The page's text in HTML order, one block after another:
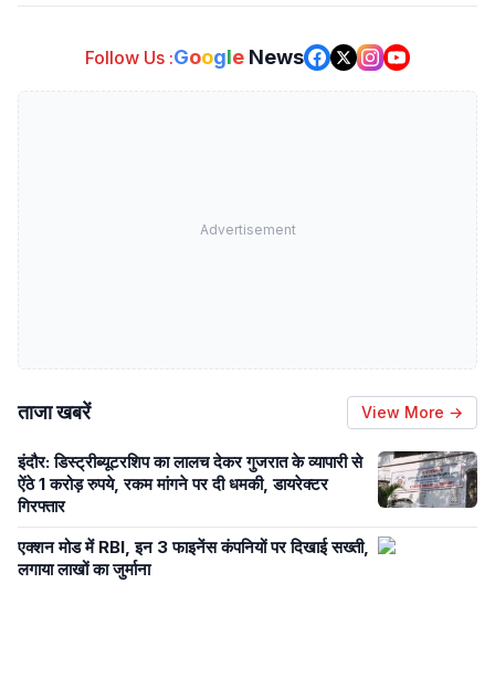
Follow Us :Google News
Advertisement
ताजा खबरें View More →
इंदौर: डिस्ट्रीब्यूटरशिप का लालच देकर गुजरात के व्यापारी से
ऐंठे 1 करोड़ रुपये, रकम मांगने पर दी धमकी, डायरेक्टर
गिरफ्तार
एक्शन मोड में RBI, इन 3 फाइनेंस कंपनियों पर दिखाई सख्ती,
लगाया लाखों का जुर्माना